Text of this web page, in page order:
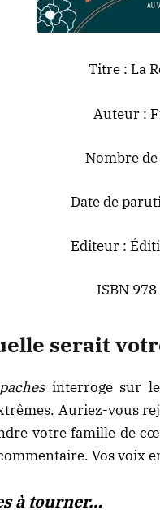
Titre : La
Auteur :
Nombre de
Date de
Editeur :
ISBN
serait
interroge sur
Auriez-vous
votre famille de
Vos voix
à tourner…